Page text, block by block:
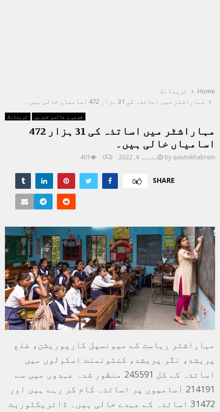
Home
ٹرینڈنگ
مہاراشٹر میں اساتذہ کی 31 ہزار 472 اسامیاں خالی ہیں۔
ٹرینڈنگ قومی و عالمی خبریں
مہاراشٹر میں اساتذہ کی 31 ہزار 472
اسامیاں خالی ہیں۔
by qaumikhabrein ستمبر 4, 2022 0
401
SHARE
0
مہاراشٹر ریاست کے میونسپل کارپوریشن، ضلع
پریشد، نگر پریشد، کنٹونمنٹ اسکولوں میں
اساتذہ کے کل 245591 منظور شدہ عہدوں میں سے
214191 آسامیوں پر اساتذہ کام کر رہے ہیں اور
31472 اساتذہ کے عہدے خالی ہیں۔ ڈائریکٹوریٹ